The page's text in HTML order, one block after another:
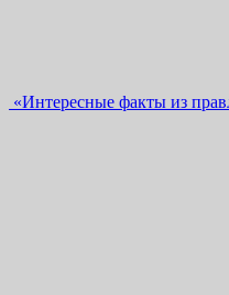
«Интересные факты из